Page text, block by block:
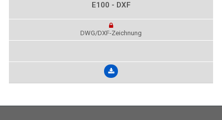
E100 - DXF
DWG/DXF-Zeichnung